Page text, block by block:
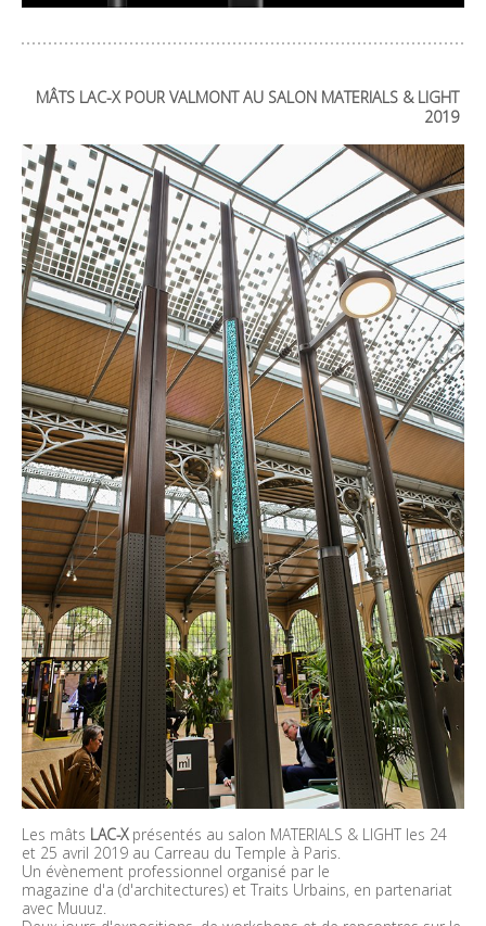
MÂTS LAC-X POUR VALMONT AU SALON MATERIALS & LIGHT
2019
Les mâts LAC-Xprésentés au salon MATERIALS & LIGHT les 24
et 25 avril 2019 au Carreau du Temple à Paris.
Un évènement professionnel organisé par le
magazine d'a (d'architectures) et Traits Urbains, en partenariat
avec Muuuz.